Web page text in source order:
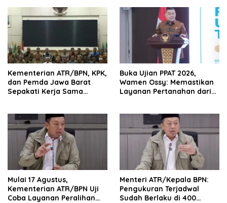
Kementerian ATR/BPN, KPK,
dan Pemda Jawa Barat
Sepakati Kerja Sama
Ekonomi Daerah
Buka Ujian PPAT 2026,
Wamen Ossy: Memastikan
Layanan Pertanahan dari
Berintegritas
Mulai 17 Agustus,
Kementerian ATR/BPN Uji
Coba Layanan Peralihan
Menteri ATR/Kepala BPN:
Pengukuran Terjadwal
Sudah Berlaku di 400